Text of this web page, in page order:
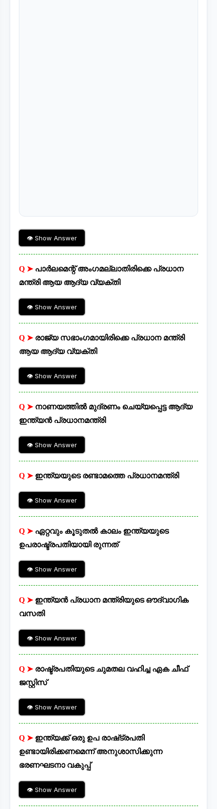
👁 Show Answer
Q ➤ പാർലമെന്റ് അംഗമല്ലാതിരിക്കെ പ്രധാന
മന്ത്രി ആയ ആദ്യ വ്യക്തി
👁 Show Answer
Q ➤ രാജ്യ സഭാംഗമായിരിക്കെ പ്രധാന മന്ത്രി
ആയ ആദ്യ വ്യക്തി
👁 Show Answer
Q ➤ നാണയത്തിൽ മുദ്രണം ചെയ്യപ്പെട്ട ആദ്യ
ഇന്ത്യൻ പ്രധാനമന്ത്രി
👁 Show Answer
Q ➤ ഇന്ത്യയുടെ രണ്ടാമത്തെ പ്രധാനമന്ത്രി
👁 Show Answer
Q ➤ ഏറ്റവും കൂടുതൽ കാലം ഇന്ത്യയുടെ
ഉപരാഷ്ട്രപതിയായി രുന്നത്
👁 Show Answer
Q ➤ ഇന്ത്യൻ പ്രധാന മന്ത്രിയുടെ ഔദ്വാഗിക
വസതി
👁 Show Answer
Q ➤ രാഷ്ട്രപതിയുടെ ചുമതല വഹിച്ച ഏക ചീഫ്
ജസ്റ്റിസ്
👁 Show Answer
Q ➤ ഇന്ത്യക്ക് ഒരു ഉപ രാഷ്‌ട്രപതി
ഉണ്ടായിരിക്കണമെന്ന് അനുശാസിക്കുന്ന
ഭരണഘടനാ വകുപ്പ്
👁 Show Answer